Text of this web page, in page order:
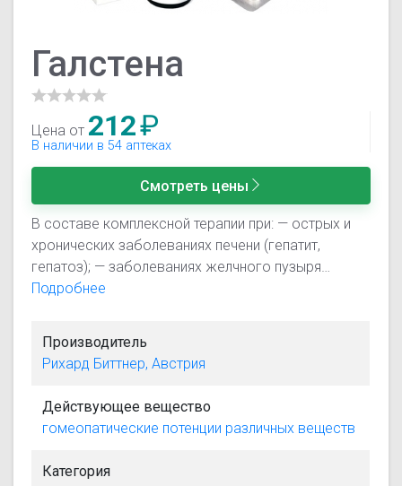
Галстена
Цена от 212₽
В наличии в 54 аптеках
Смотреть цены
В составе комплексной терапии при: — острых и
хронических заболеваниях печени (гепатит,
гепатоз); — заболеваниях желчного пузыря
(хронический холецистит,
Подробнее
Производитель
Рихард Биттнер, Австрия
Действующее вещество
гомеопатические потенции различных веществ
Категория